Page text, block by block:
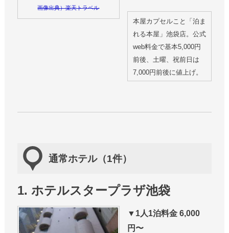
画像出典）楽天トラベル
本屋カプセルこと「泊ま
れる本屋」池袋店。公式
web料金で基本5,000円
前後、土曜、祝前日は
7,000円前後に値上げ。
通常ホテル（1件）
1. ホテルスタープラザ池袋
▼1人1泊料金 6,000
円〜